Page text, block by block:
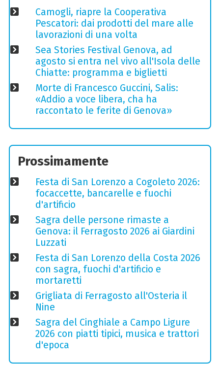
Camogli, riapre la Cooperativa
Pescatori: dai prodotti del mare alle
lavorazioni di una volta
Sea Stories Festival Genova, ad
agosto si entra nel vivo all'Isola delle
Chiatte: programma e biglietti
Morte di Francesco Guccini, Salis:
«Addio a voce libera, cha ha
raccontato le ferite di Genova»
Prossimamente
Festa di San Lorenzo a Cogoleto 2026:
focaccette, bancarelle e fuochi
d'artificio
Sagra delle persone rimaste a
Genova: il Ferragosto 2026 ai Giardini
Luzzati
Festa di San Lorenzo della Costa 2026
con sagra, fuochi d'artificio e
mortaretti
Grigliata di Ferragosto all'Osteria il
Nine
Sagra del Cinghiale a Campo Ligure
2026 con piatti tipici, musica e trattori
d'epoca